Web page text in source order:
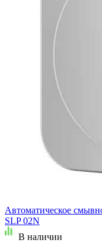
Автоматическое
SLP 02N
В наличии